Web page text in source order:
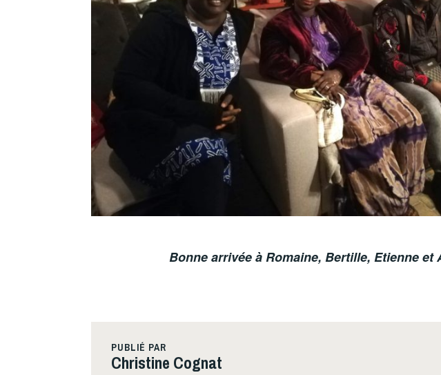
Bonne arrivée à Romaine, Bertille, Etienne et
PUBLIÉ PAR
Christine Cognat